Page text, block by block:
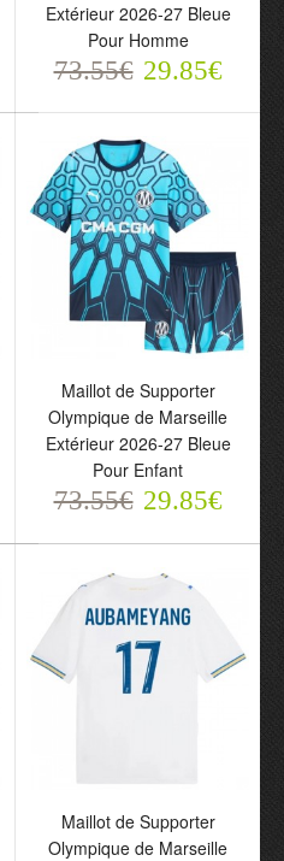
Maillot de Supporter
Pour Homme
73.55€ 29.85€
Maillot de Supporter
Olympique de Marseille
Extérieur 2026-27 Bleue
Pour Enfant
73.55€ 29.85€
Extérieur 2026-27 Bleue
Pour Homme
73.55€ 29.85€
Maillot de Supporter
Olympique de Marseille
Extérieur 2026-27 Bleue
Pour Enfant
73.55€ 29.85€
Maillot de Supporter
Olympique de Marseille